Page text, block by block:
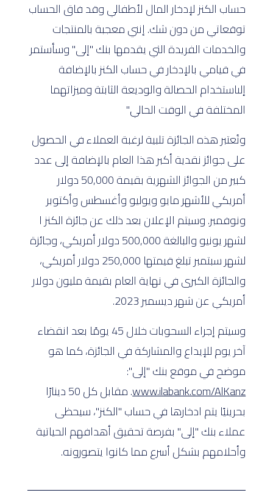
حساب الكنز لإدخار المال لأطفالي وقد فاق الحساب
توقعاتي من دون شك. إنني معجبة بالمنتجات
والخدمات الفريدة التي يقدمها بنك "إلى" وسأستمر
في قيامي بالإدخار في حساب الكنز بالإضافة
إلىاستخدام الحصالة والوديعة الثابتة وميزاتهما
المختلفة في الوقت الحالي."
وتُعتبر هذه الجائزة تلبية لرغبة العملاء في الحصول
على جوائز نقدية أكبر هذا العام بالإضافة إلى عدد
كبير من الجوائز الشهرية بقيمة 50,000 دولار
أمريكي للأشهر مايو ويوليو وأغسطس وأكتوبر
ونوفمبر. وسيتم الإعلان بعد ذلك عن جائزة الكنز ا
لشهر يونيو والبالغة 500,000 دولار أمريكي، وجائزة
لشهر سبتمبر تبلغ قيمتها 250,000 دولار أمريكي،
والجائزة الكبرى في نهاية العام بقيمة مليون دولار
أمريكي عن شهر ديسمبر 2023.
وسيتم إجراء السحوبات خلال 45 يومًا بعد انقضاء
آخر يوم للإيداع والمشاركة في الجائزة، كما هو
موضح في موقع بنك "إلى":
www.ilabank.com/AlKanz
. مقابل كل 50 دينارًا
بحرينيًا يتم ادخارها في حساب "الكنز"، سيحظى
عملاء بنك "إلى" بفرصة تحقيق أهدافهم الحياتية
وأحلامهم بشكل أسرع مما كانوا يتصورونه.